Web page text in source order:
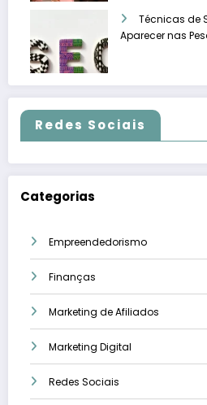
Técnicas de
Aparecer nas
Redes Sociais
Categorias
Empreendedorismo
Finanças
Marketing de Afiliados
Marketing Digital
Redes Sociais